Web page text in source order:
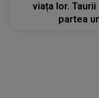
viața lor.
partea